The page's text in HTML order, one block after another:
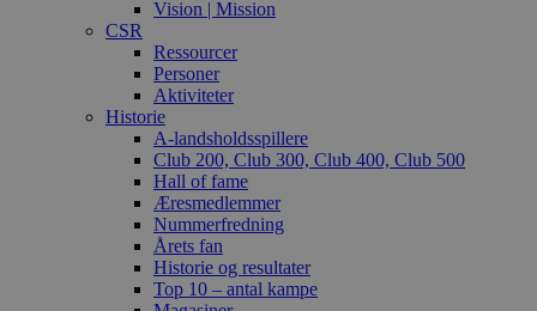
Vision | Mission
CSR
Ressourcer
Personer
Aktiviteter
Historie
A-landsholdsspillere
Club 200, Club 300, Club 400, Club 500
Hall of fame
Æresmedlemmer
Nummerfredning
Årets fan
Historie og resultater
Top 10 – antal kampe